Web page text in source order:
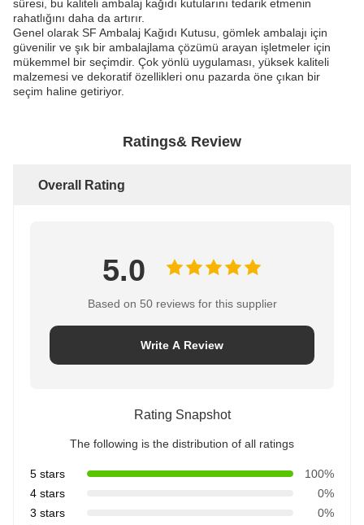
süresi, bu kaliteli ambalaj kağıdı kutularını tedarik etmenin
rahatlığını daha da artırır.
Genel olarak SF Ambalaj Kağıdı Kutusu, gömlek ambalajı için
güvenilir ve şık bir ambalajlama çözümü arayan işletmeler için
mükemmel bir seçimdir. Çok yönlü uygulaması, yüksek kaliteli
malzemesi ve dekoratif özellikleri onu pazarda öne çıkan bir
seçim haline getiriyor.
Ratings& Review
Overall Rating
5.0
Based on 50 reviews for this supplier
Write A Review
Rating Snapshot
The following is the distribution of all ratings
5 stars
100%
4 stars
0%
3 stars
0%